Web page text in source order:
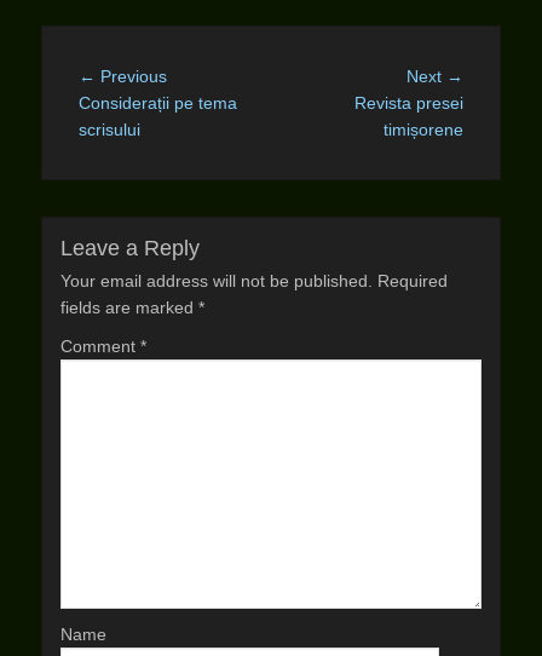
Post
navigation
← PreviousPrevious
post:
Considerații pe tema
scrisului
Next →
post:
Revista presei
timișorene
Leave a Reply
Your email address will not be published.
Required
fields are marked *
Comment *
Name